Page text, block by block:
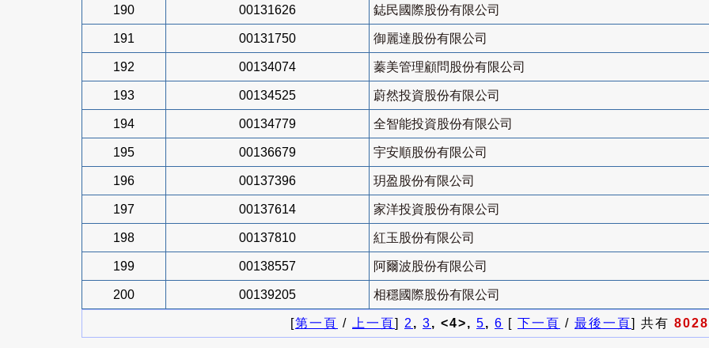
190 00131626 鋕民國際股份有限公司
191 00131750 御麗達股份有限公司
192 00134074 蓁美管理顧問股份有限公司
193 00134525 蔚然投資股份有限公司
194 00134779 全智能投資股份有限公司
195 00136679 宇安順股份有限公司
196 00137396 玥盈股份有限公司
197 00137614 家洋投資股份有限公司
198 00137810 紅玉股份有限公司
199 00138557 阿爾波股份有限公司
200 00139205 相穩國際股份有限公司
[第一頁 / 上一頁] 2, 3, <4>, 5, 6 [ 下一頁 / 最後一頁] 共有 8028